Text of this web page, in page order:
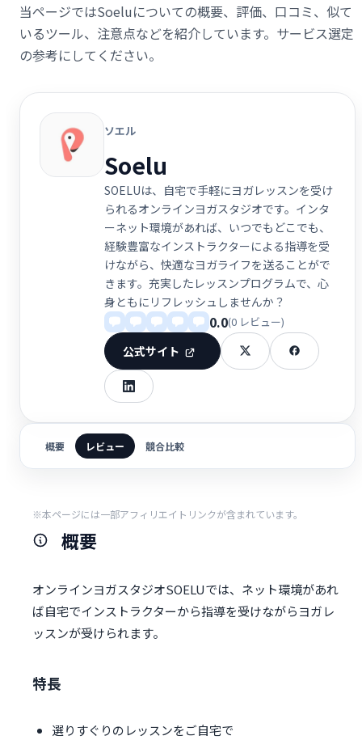
当ページではSoeluについての概要、評価、口コミ、似て
いるツール、注意点などを紹介しています。サービス選定
の参考にしてください。
ソエル
Soelu
SOELUは、自宅で手軽にヨガレッスンを受け
られるオンラインヨガスタジオです。インタ
ーネット環境があれば、いつでもどこでも、
経験豊富なインストラクターによる指導を受
けながら、快適なヨガライフを送ることがで
きます。充実したレッスンプログラムで、心
身ともにリフレッシュしませんか？
0.0(0 レビュー)
公式サイト
概要 レビュー 競合比較
※本ページには一部アフィリエイトリンクが含まれています。
概要
オンラインヨガスタジオSOELUでは、ネット環境があれ
ば自宅でインストラクターから指導を受けながらヨガレ
ッスンが受けられます。
特長
選りすぐりのレッスンをご自宅で